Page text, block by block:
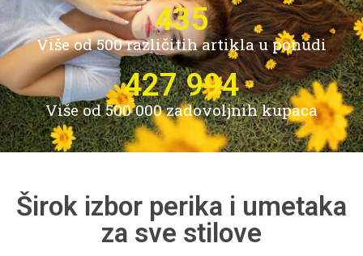
Više od 500 različitih artikla u ponudi
487
Više od 500 000 zadovoljnih kupaca
484 027
Širok izbor perika i umetaka
za sve stilove